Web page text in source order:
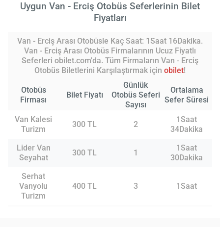
Uygun Van - Erciş Otobüs Seferlerinin Bilet
Fiyatları
Van - Erciş Arası Otobüsle Kaç Saat: 1Saat 16Dakika.
Van - Erciş Arası Otobüs Firmalarının Ucuz Fiyatlı
Seferleri obilet.com'da. Tüm Firmaların Van - Erciş
Otobüs Biletlerini Karşılaştırmak için obilet!
Otobüs
Firması
Bilet Fiyatı
Günlük
Otobüs Seferi
Sayısı
Ortalama
Sefer Süresi
Van Kalesi
Turizm
300 TL 2
1Saat
34Dakika
Lider Van
Seyahat
300 TL 1
1Saat
30Dakika
Serhat
Vanyolu
Turizm
400 TL 3 1Saat